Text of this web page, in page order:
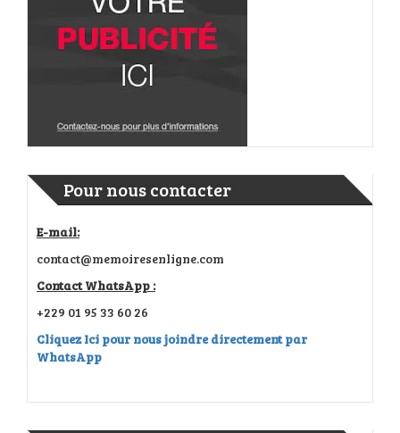
Pour nous contacter
E-mail:
contact@memoiresenligne.com
Contact WhatsApp :
+229 01 95 33 60 26
Cliquez Ici pour nous joindre directement par
WhatsApp